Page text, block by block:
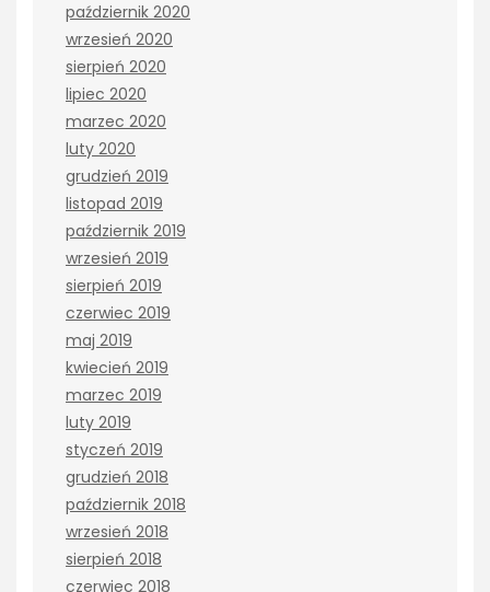
październik 2020
wrzesień 2020
sierpień 2020
lipiec 2020
marzec 2020
luty 2020
grudzień 2019
listopad 2019
październik 2019
wrzesień 2019
sierpień 2019
czerwiec 2019
maj 2019
kwiecień 2019
marzec 2019
luty 2019
styczeń 2019
grudzień 2018
październik 2018
wrzesień 2018
sierpień 2018
czerwiec 2018